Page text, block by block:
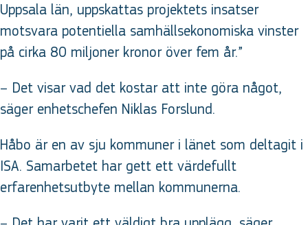
Uppsala län, uppskattas projektets insatser
motsvara potentiella samhällsekonomiska vinster
på cirka 80 miljoner kronor över fem år.”
– Det visar vad det kostar att inte göra något,
säger enhetschefen Niklas Forslund.
Håbo är en av sju kommuner i länet som deltagit i
ISA. Samarbetet har gett ett värdefullt
erfarenhetsutbyte mellan kommunerna.